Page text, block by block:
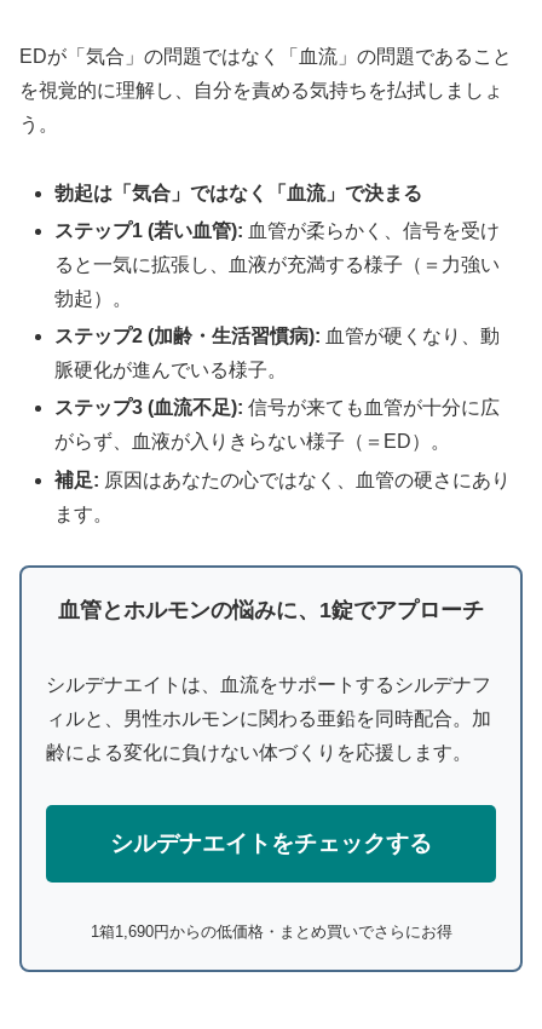
EDが「気合」の問題ではなく「血流」の問題であること
を視覚的に理解し、自分を責める気持ちを払拭しましょ
う。
勃起は「気合」ではなく「血流」で決まる
ステップ1 (若い血管): 血管が柔らかく、信号を受け
ると一気に拡張し、血液が充満する様子（＝力強い
勃起）。
ステップ2 (加齢・生活習慣病): 血管が硬くなり、動
脈硬化が進んでいる様子。
ステップ3 (血流不足): 信号が来ても血管が十分に広
がらず、血液が入りきらない様子（＝ED）。
補足: 原因はあなたの心ではなく、血管の硬さにあり
ます。
血管とホルモンの悩みに、1錠でアプローチ
シルデナエイトは、血流をサポートするシルデナフ
ィルと、男性ホルモンに関わる亜鉛を同時配合。加
齢による変化に負けない体づくりを応援します。
シルデナエイトをチェックする
1箱1,690円からの低価格・まとめ買いでさらにお得